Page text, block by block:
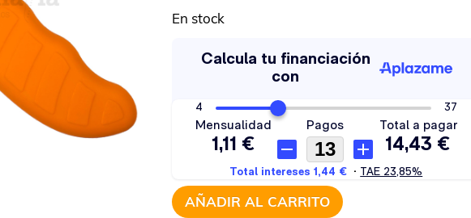
En stock
AÑADIR AL CARRITO